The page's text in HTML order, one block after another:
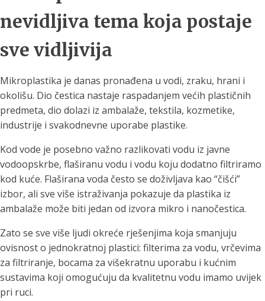
nevidljiva tema koja postaje
sve vidljivija
Mikroplastika je danas pronađena u vodi, zraku, hrani i
okolišu. Dio čestica nastaje raspadanjem većih plastičnih
predmeta, dio dolazi iz ambalaže, tekstila, kozmetike,
industrije i svakodnevne uporabe plastike.
Kod vode je posebno važno razlikovati vodu iz javne
vodoopskrbe, flaširanu vodu i vodu koju dodatno filtriramo
kod kuće. Flaširana voda često se doživljava kao “čišći”
izbor, ali sve više istraživanja pokazuje da plastika iz
ambalaže može biti jedan od izvora mikro i nanočestica.
Zato se sve više ljudi okreće rješenjima koja smanjuju
ovisnost o jednokratnoj plastici: filterima za vodu, vrčevima
za filtriranje, bocama za višekratnu uporabu i kućnim
sustavima koji omogućuju da kvalitetnu vodu imamo uvijek
pri ruci.